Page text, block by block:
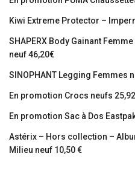
Kiwi Extreme Protector –
SHAPERX Body Gainant
neuf 46,20€
SINOPHANT Legging Femmes
En promotion Crocs neufs
En promotion Sac à Dos
Astérix – Hors collection –
Milieu neuf 10,50 €